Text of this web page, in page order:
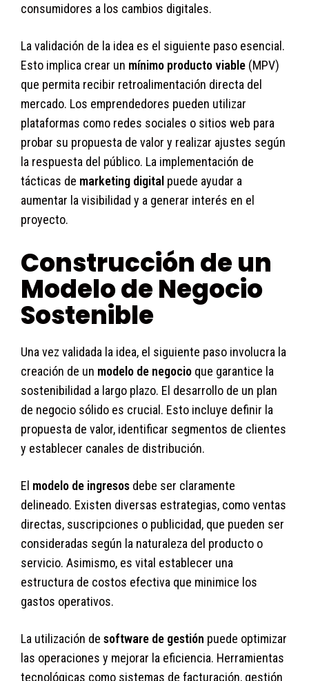
consumidores a los cambios digitales.
La validación de la idea es el siguiente paso esencial.
Esto implica crear un mínimo producto viable (MPV)
que permita recibir retroalimentación directa del
mercado. Los emprendedores pueden utilizar
plataformas como redes sociales o sitios web para
probar su propuesta de valor y realizar ajustes según
la respuesta del público. La implementación de
tácticas de marketing digital puede ayudar a
aumentar la visibilidad y a generar interés en el
proyecto.
Construcción de un
Modelo de Negocio
Sostenible
Una vez validada la idea, el siguiente paso involucra la
creación de un modelo de negocio que garantice la
sostenibilidad a largo plazo. El desarrollo de un plan
de negocio sólido es crucial. Esto incluye definir la
propuesta de valor, identificar segmentos de clientes
y establecer canales de distribución.
El modelo de ingresos debe ser claramente
delineado. Existen diversas estrategias, como ventas
directas, suscripciones o publicidad, que pueden ser
consideradas según la naturaleza del producto o
servicio. Asimismo, es vital establecer una
estructura de costos efectiva que minimice los
gastos operativos.
La utilización de software de gestión puede optimizar
las operaciones y mejorar la eficiencia. Herramientas
tecnológicas como sistemas de facturación, gestión